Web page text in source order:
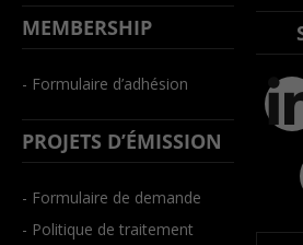
MEMBERSHIP
- Formulaire d’adhésion
PROJETS D’ÉMISSION
- Formulaire de demande
- Politique de traitement